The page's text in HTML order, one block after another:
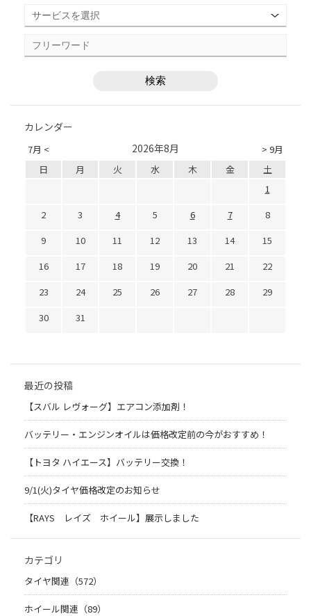
カレンダー
7月 < > 9月
2026年8月
日 月 火 水 木 金
土
1
2
3 4 5 6 7
8
9
10 11 12 13 14
15
16
17 18 19 20 21
22
23
24 25 26 27 28
29
30
31
最近の投稿
【スバル レヴォーグ】エアコン添加剤！
バッテリー・エンジンオイルは価格改定前の今がおすすめ！
【トヨタ ハイエース】バッテリー交換！
9/1(火)タイヤ価格改定のお知らせ
【RAYS レイズ ホイール】展示しました
カテゴリ
タイヤ関連（572）
ホイール関連（89）